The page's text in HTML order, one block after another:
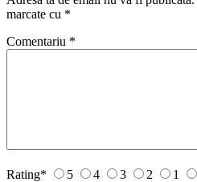
marcate cu *
Comentariu *
Rating* 5 4 3 2 1